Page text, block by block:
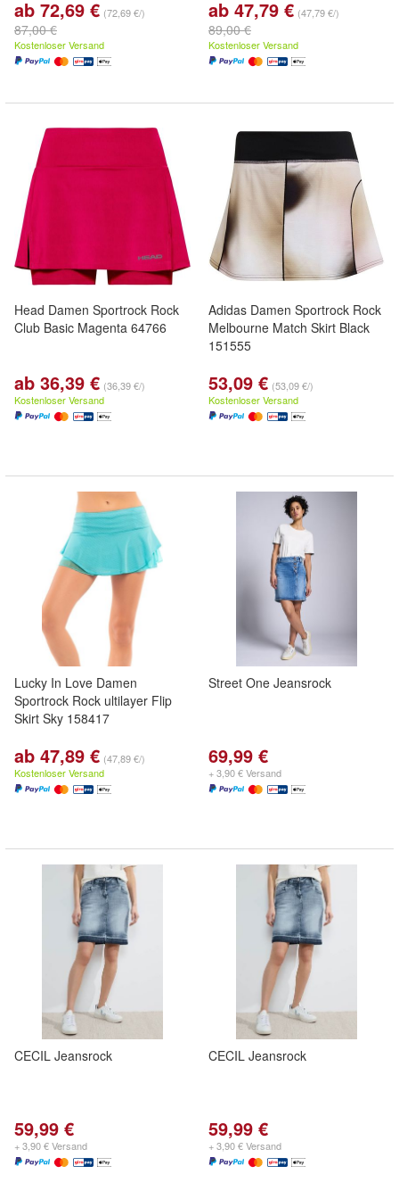
ab 72,69 € (72,69 €/)
87,00 €
Kostenloser Versand
ab 47,79 € (47,79 €/)
89,00 €
Kostenloser Versand
Head Damen Sportrock Rock
Club Basic Magenta 64766
ab 36,39 € (36,39 €/)
Kostenloser Versand
Adidas Damen Sportrock Rock
Melbourne Match Skirt Black
151555
53,09 € (53,09 €/)
Kostenloser Versand
Lucky In Love Damen
Sportrock Rock ultilayer Flip
Skirt Sky 158417
ab 47,89 € (47,89 €/)
Kostenloser Versand
Street One Jeansrock
69,99 €
+ 3,90 € Versand
CECIL Jeansrock
59,99 €
+ 3,90 € Versand
CECIL Jeansrock
59,99 €
+ 3,90 € Versand